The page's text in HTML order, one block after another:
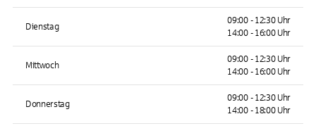
Dienstag
09:00 - 12:30 Uhr
14:00 - 16:00 Uhr
Mittwoch
09:00 - 12:30 Uhr
14:00 - 16:00 Uhr
Donnerstag
09:00 - 12:30 Uhr
14:00 - 18:00 Uhr